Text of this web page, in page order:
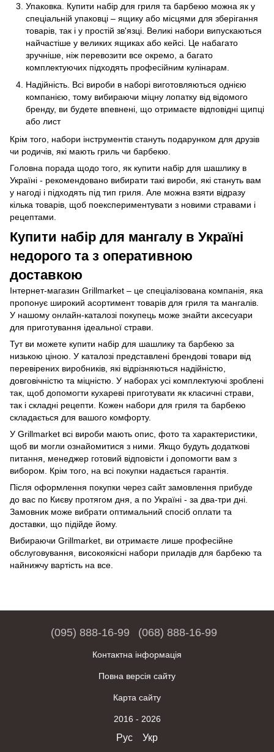
Упаковка. Купити набір для гриля та барбекю можна як у
спеціальній упаковці – ящику або місцями для зберігання
товарів, так і у простій зв'язці. Великі набори випускаються
найчастіше у великих ящиках або кейсі. Це набагато
зручніше, ніж перевозити все окремо, а багато
комплектуючих підходять професійним кулінарам.
Надійність. Всі вироби в наборі виготовляються однією
компанією, тому вибираючи міцну лопатку від відомого
бренду, ви будете впевнені, що отримаєте відповідні щипці
або лист
Крім того, набори інструментів стануть подарунком для друзів
чи родичів, які мають гриль чи барбекю.
Головна порада щодо того, як купити набір для шашлику в
Україні - рекомендовано вибирати такі вироби, які стануть вам
у нагоді і підходять під тип гриля. Але можна взяти відразу
кілька товарів, щоб поекспериментувати з новими стравами і
рецептами.
Купити набір для мангалу в Україні
недорого та з оперативною
доставкою
Інтернет-магазин Grillmarket – це спеціалізована компанія, яка
пропонує широкий асортимент товарів для гриля та мангалів.
У нашому онлайн-каталозі покупець може знайти аксесуари
для приготування ідеальної страви.
Тут ви можете купити набір для шашлику та барбекю за
низькою ціною. У каталозі представлені брендові товари від
перевірених виробників, які відрізняються надійністю,
довговічністю та міцністю. У наборах усі комплектуючі зроблені
так, щоб допомогти кухареві приготувати як класичні страви,
так і складні рецепти. Кожен набори для гриля та барбекю
складається для вашого комфорту.
У Grillmarket всі вироби мають опис, фото та характеристики,
щоб ви могли ознайомитися з ними. Якщо будуть додаткові
питання, менеджер готовий відповісти і допомогти вам з
вибором. Крім того, на всі покупки надається гарантія.
Після оформлення покупки через сайт замовлення прибуде
до вас по Києву протягом дня, а по Україні - за два-три дні.
Замовник може вибрати оптимальний спосіб оплати та
доставки, що підійде йому.
Вибираючи Grillmarket, ви отримаєте лише професійне
обслуговування, високоякісні набори приладів для барбекю та
найнижчу вартість на все.
(095) 888-16-99 (068) 888-16-99
Контактна інформація
Повна версія сайту
Карта сайту
2016 - 2026
Рус Укр